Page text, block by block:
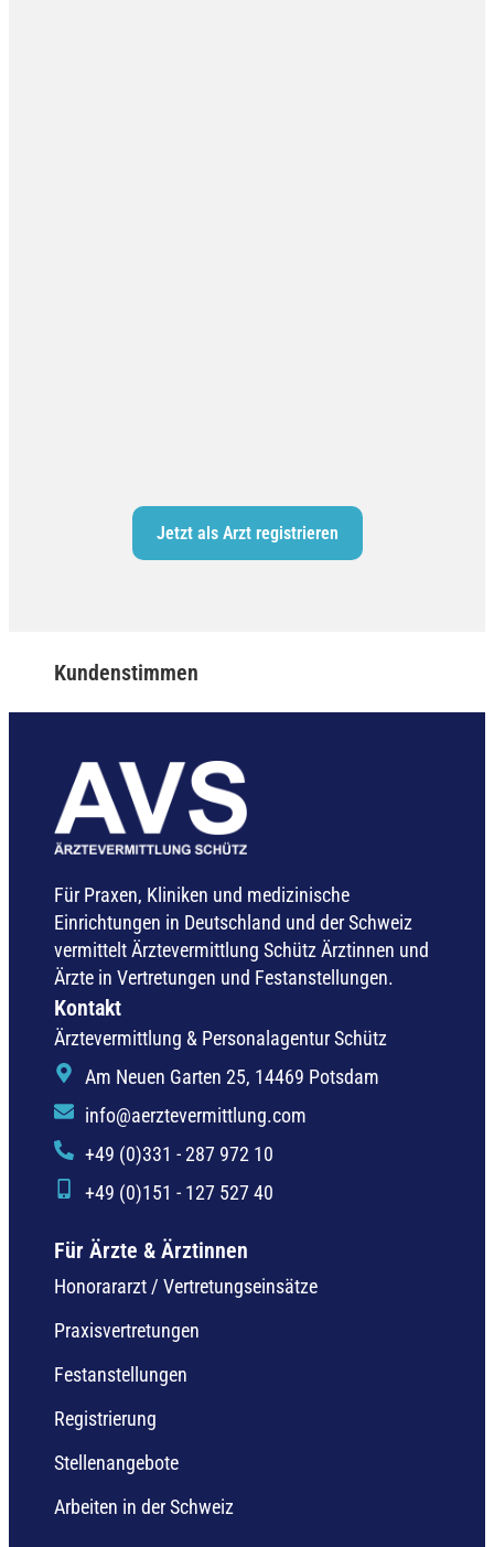
Jetzt als Arzt registrieren
Kundenstimmen
Für Praxen, Kliniken und medizinische
Einrichtungen in Deutschland und der Schweiz
vermittelt Ärztevermittlung Schütz Ärztinnen und
Ärzte in Vertretungen und Festanstellungen.
Für Ärzte & Ärztinnen
Honorararzt / Vertretungseinsätze
Praxisvertretungen
Festanstellungen
Registrierung
Stellenangebote
Arbeiten in der Schweiz
Kontakt
Ärztevermittlung & Personalagentur Schütz
Am Neuen Garten 25, 14469 Potsdam
info@aerztevermittlung.com
+49 (0)331 - 287 972 10
+49 (0)151 - 127 527 40